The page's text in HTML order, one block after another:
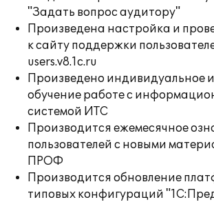
"Задать вопрос аудитору"
Произведена настройка и
к сайту поддержки
users.v8.1c.ru
Произведено индивидуальное
обучение работе с
системой ИТС
Производится ежемесячное
пользователей с новыми
ПРОФ
Производится обновление
типовых конфигураций